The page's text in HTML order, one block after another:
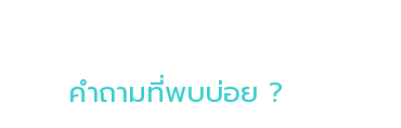
คำถามที่พบบ่อย ?